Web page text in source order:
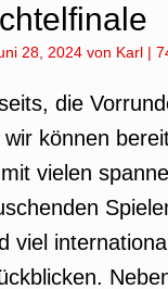
28, 2024 von Karl |
die
können
vielen
viel